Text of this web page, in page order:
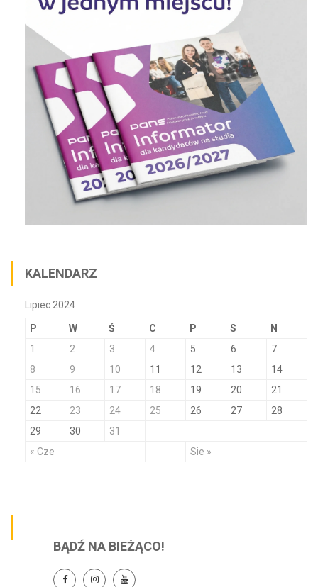
KALENDARZ
Lipiec 2024
P W Ś C P S N
« Cze Sie »
1 2 3 4 5 6
7
8
9 10 11 12 13
14
15
16 17 18 19 20
21
22
23 24 25 26 27
28
29
30 31
BĄDŹ NA BIEŻĄCO!